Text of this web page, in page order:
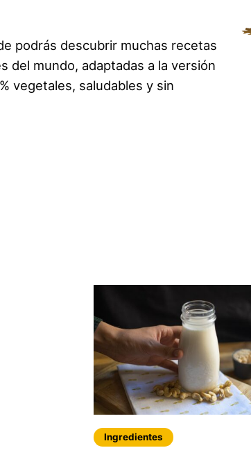
podrás descubrir muchas recetas
del mundo, adaptadas a la versión
vegetales, saludables y sin
Ingredientes